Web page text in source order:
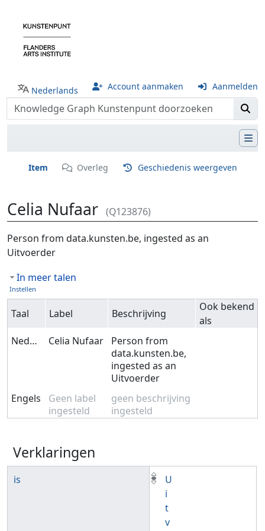
Nederlands Account aanmaken Aanmelden
Item Overleg Geschiedenis weergeven
Celia Nufaar (Q123876)
Ga naar:navigatie,zoeken
Person from data.kunsten.be, ingested as an
Uitvoerder
In meer talen
Instellen
Taal Label Beschrijving
Ook bekend
als
Nederlands
Celia Nufaar
Person from
data.kunsten.be,
ingested as an
Uitvoerder
Engels
Geen label
ingesteld
geen beschrijving
ingesteld
Verklaringen
is
U
i
t
v